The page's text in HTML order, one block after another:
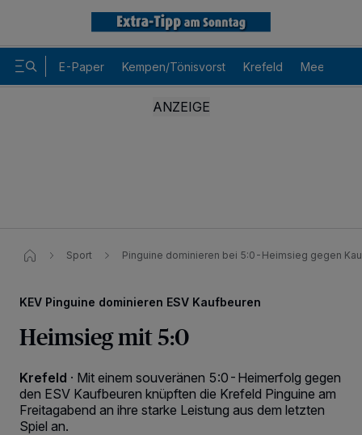
E-Paper Kempen/Tönisvorst Krefeld Meerbusch
Sport Pinguine dominieren bei 5:0-Heimsieg gegen
KEV Pinguine dominieren ESV Kaufbeuren
Heimsieg mit 5:0
Krefeld · Mit einem souveränen 5:0-Heimerfolg gegen
den ESV Kaufbeuren knüpften die Krefeld Pinguine am
Freitagabend an ihre starke Leistung aus dem letzten
Spiel an.